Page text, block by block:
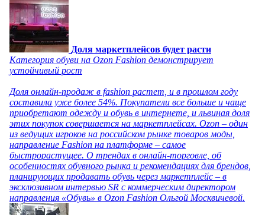
Доля маркетплейсов будет расти
Категория обуви на Ozon Fashion демонстрирует
устойчивый рост
Доля онлайн-продаж в fashion растет, и в прошлом году
составила уже более 54%. Покупатели все больше и чаще
приобретают одежду и обувь в интернете, и львиная доля
этих покупок совершается на маркетплейсах. Ozon – один
из ведущих игроков на российском рынке товаров моды,
направление Fashion на платформе – самое
быстрорастущее. О трендах в онлайн-торговле, об
особенностях обувного рынка и рекомендациях для брендов,
планирующих продавать обувь через маркетплейс – в
эксклюзивном интервью SR с коммерческим директором
направления «Обувь» в Ozon Fashion Ольгой Москвичевой.